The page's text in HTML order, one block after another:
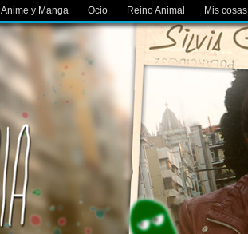
Anime y Manga Ocio Reino Animal Mis cosas